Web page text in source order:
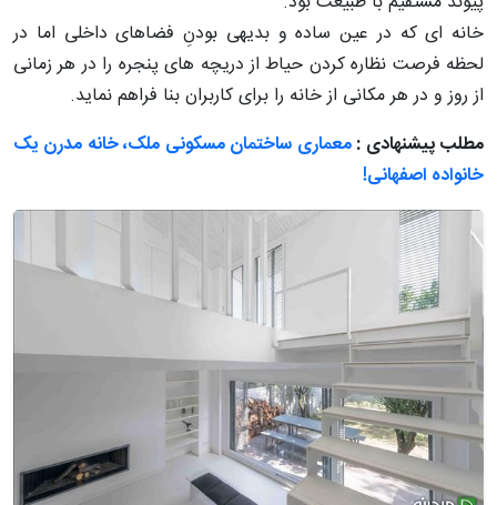
خانه ای که در عین ساده و بدیهی بودنِ فضاهای داخلی اما در
لحظه فرصت نظاره کردن حیاط از دریچه های پنجره را در هر زمانی
از روز و در هر مکانی از خانه را برای کاربران بنا فراهم نماید.
مطلب پیشنهادی :معماری ساختمان مسکونی ملک، خانه مدرن یک
خانواده اصفهانی!